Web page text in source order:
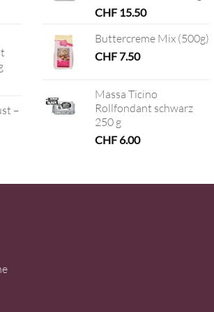
–
CHF15.50
Buttercreme Mix (500g)
CHF7.50
Massa Ticino
Rollfondant schwarz
250 g
CHF6.00